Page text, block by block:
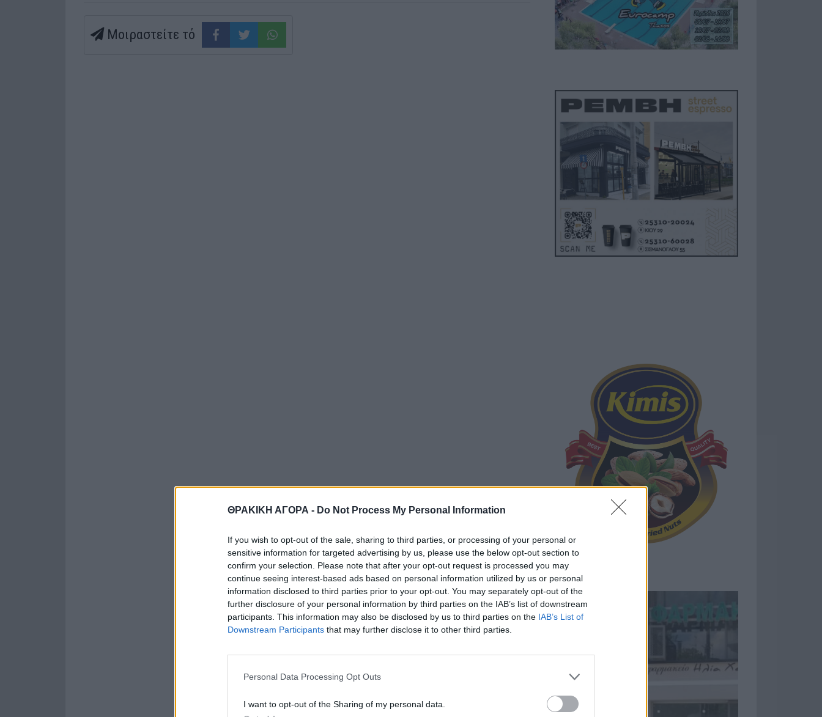
ΘΡΑΚΙΚΗ ΑΓΟΡΑ - Do Not Process My Personal Information
If you wish to opt-out of the sale, sharing to third parties, or processing of your personal or
sensitive information for targeted advertising by us, please use the below opt-out section to
confirm your selection. Please note that after your opt-out request is processed you may
continue seeing interest-based ads based on personal information utilized by us or personal
information disclosed to third parties prior to your opt-out. You may separately opt-out of the
further disclosure of your personal information by third parties on the IAB’s list of downstream
participants. This information may also be disclosed by us to third parties on the IAB’s List of
Downstream Participants that may further disclose it to other third parties.
Personal Data Processing Opt Outs
I want to opt-out of the Sharing of my personal data.
Μοιραστείτε τό